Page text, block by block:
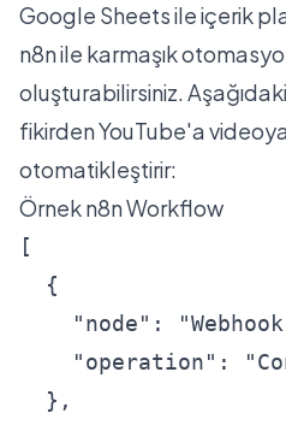
Google Sheets ile içerik
n8n ile karmaşık
oluşturabilirsiniz.
fikirden YouTube'a
otomatikleştirir:
Örnek n8n Workflow
[
  {
"node":
"operation":
  },